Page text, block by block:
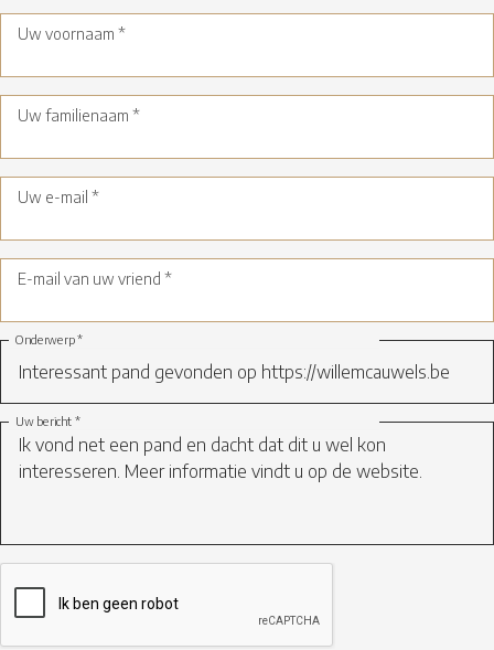
Uw voornaam *
Uw familienaam *
Uw e-mail *
E-mail van uw vriend *
Onderwerp *
Uw bericht *